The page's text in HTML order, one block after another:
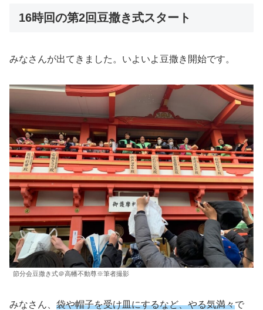
16時回の第2回豆撒き式スタート
みなさんが出てきました。いよいよ豆撒き開始です。
節分会豆撒き式＠高幡不動尊※筆者撮影
みなさん、 袋や帽子を受け皿にするなど、やる気満々で